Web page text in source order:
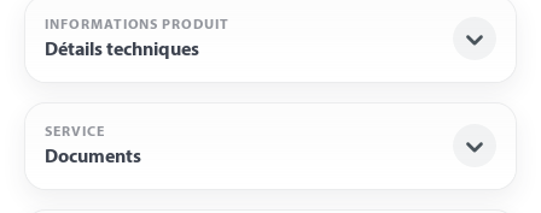
INFORMATIONS PRODUIT
Détails techniques
SERVICE
Documents